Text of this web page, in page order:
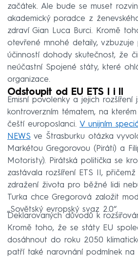
začátek. Ale bude se muset
akademický poradce z
zdraví Gian Luca Burci. Kromě
otevřené mnohé detaily, vzbuzuje
účinností dohody skutečnost, že
neúčastní Spojené státy, které
organizace.
Odstoupit od EU ETS I i II
Emisní povolenky a jejich
kontroverzním tématem, na
čeští europoslanci. V unijním
NEWS ve Štrasburku otázka
Markétou Gregorovou (Piráti) a
Motoristy). Pirátská politička se
zastávala rozšíření ETS II,
zdražení života pro běžné lidi
Turka chce Gregorová založit
„Sovětský evropský svaz 2.0“.
Deklarovaných důvodů k
Kromě toho, že se státy EU
dosáhnout do roku 2050
patří také narovnání podmínek na